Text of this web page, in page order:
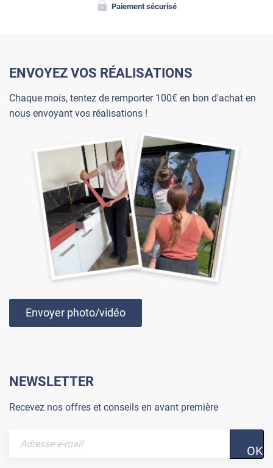
Paiement sécurisé
ENVOYEZ VOS RÉALISATIONS
Chaque mois, tentez de remporter 100€ en bon d'achat en
nous envoyant vos réalisations !
Envoyer photo/vidéo
NEWSLETTER
Recevez nos offres et conseils en avant première
OK